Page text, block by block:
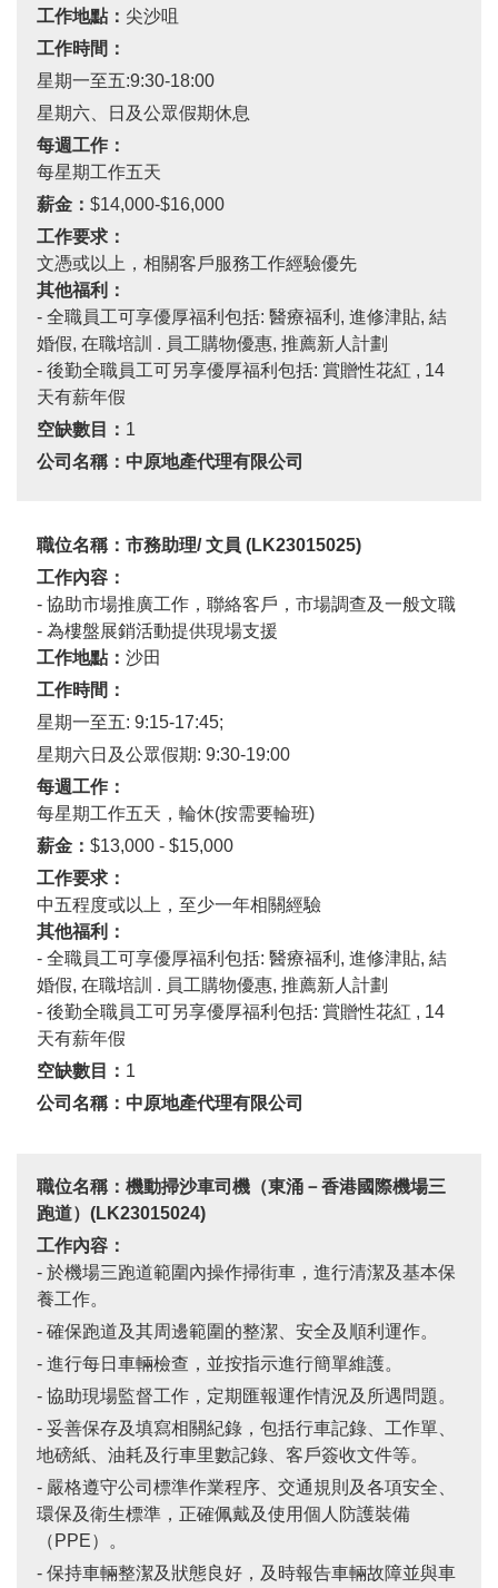
工作地點： 尖沙咀
工作時間：
星期一至五:9:30-18:00
星期六、日及公眾假期休息
每週工作：
每星期工作五天
薪金： $14,000-$16,000
工作要求：
文憑或以上，相關客戶服務工作經驗優先
其他福利：
- 全職員工可享優厚福利包括: 醫療福利 , 進修津貼, 結
婚假, 在職培訓 . 員工購物優惠, 推薦新人計劃
- 後勤全職員工可另享優厚福利包括: 賞贈性花紅 , 14
天有薪年假
空缺數目： 1
公司名稱：中原地產代理有限公司
職位名稱：市務助理/文員 (LK23015025)
工作內容：
- 協助市場推廣工作，聯絡客戶，市場調查及一般文職
- 為樓盤展銷活動提供現場支援
工作地點： 沙田
工作時間：
星期一至五: 9:15-17:45;
星期六日及公眾假期: 9:30-19:00
每週工作：
每星期工作五天，輪休(按需要輪班)
薪金： $13,000 - $15,000
工作要求：
中五程度或以上，至少一年相關經驗
其他福利：
- 全職員工可享優厚福利包括: 醫療福利 , 進修津貼, 結
婚假, 在職培訓 . 員工購物優惠, 推薦新人計劃
- 後勤全職員工可另享優厚福利包括: 賞贈性花紅 , 14
天有薪年假
空缺數目： 1
公司名稱：中原地產代理有限公司
職位名稱：機動掃沙車司機（東涌－香港國際機場三
跑道） (LK23015024)
工作內容：
- 於機場三跑道範圍內操作掃街車，進行清潔及基本保
養工作。
- 確保跑道及其周邊範圍的整潔、安全及順利運作。
- 進行每日車輛檢查，並按指示進行簡單維護。
- 協助現場監督工作，定期匯報運作情況及所遇問題。
- 妥善保存及填寫相關紀錄，包括行車記錄、工作單、
地磅紙、油耗及行車里數記錄、客戶簽收文件等。
- 嚴格遵守公司標準作業程序、交通規則及各項安全、
環保及衛生標準，正確佩戴及使用個人防護裝備
（PPE）。
- 保持車輛整潔及狀態良好，及時報告車輛故障並與車